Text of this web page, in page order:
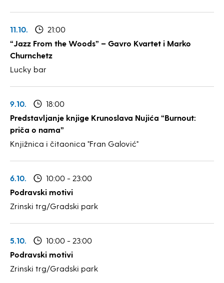
11.10.
21:00
“Jazz From the Woods” – Gavro Kvartet i Marko
Churnchetz
Lucky bar
9.10.
18:00
Predstavljanje knjige Krunoslava Nujića “Burnout:
priča o nama”
Knjižnica i čitaonica "Fran Galović"
6.10.
10:00 - 23:00
Podravski motivi
Zrinski trg/Gradski park
5.10.
10:00 - 23:00
Podravski motivi
Zrinski trg/Gradski park